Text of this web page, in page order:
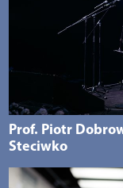
Prof. Piotr
Steciwko